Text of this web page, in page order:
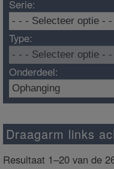
Serie:
Type:
Onderdeel:
Draagarm links
Resultaat 1–20 van de